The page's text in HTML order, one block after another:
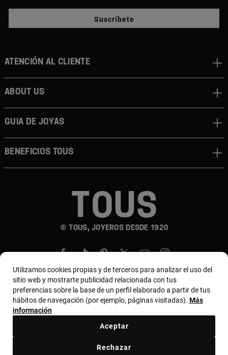
Suscríbete
© TOUS, JOYEROS DESDE 1920
Atención al cliente
About us
Guia de joyas
Beneficios TOUS
País y moneda:Costa Rica / US Dollar
Utilizamos cookies propias y de terceros para analizar el uso del
sitio web y mostrarte publicidad relacionada con tus
preferencias sobre la base de un perfil elaborado a partir de tus
hábitos de navegación (por ejemplo, páginas visitadas). Más
información
Rechazar
Aceptar